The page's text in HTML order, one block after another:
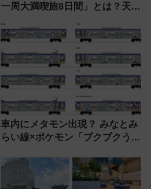
一周大満喫旅8日間」とは？天橋
の絶景＆限定グルメを網羅！煩
雑な手続きも不要でお手軽に楽
しめるプランが登場
車内にメタモン出現？ みなとみ
らい線×ポケモン「ブクブクうみ
行開始に！ この夏は直通列車で